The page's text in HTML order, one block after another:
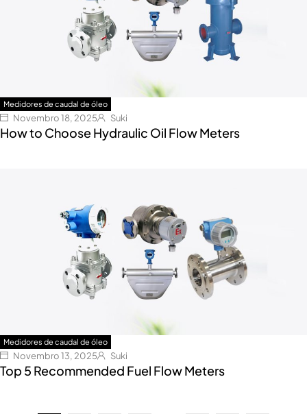
Medidores de caudal de óleo
Novembro 18, 2025 Suki
How to Choose Hydraulic Oil Flow Meters
Medidores de caudal de óleo
Novembro 13, 2025 Suki
Top 5 Recommended Fuel Flow Meters